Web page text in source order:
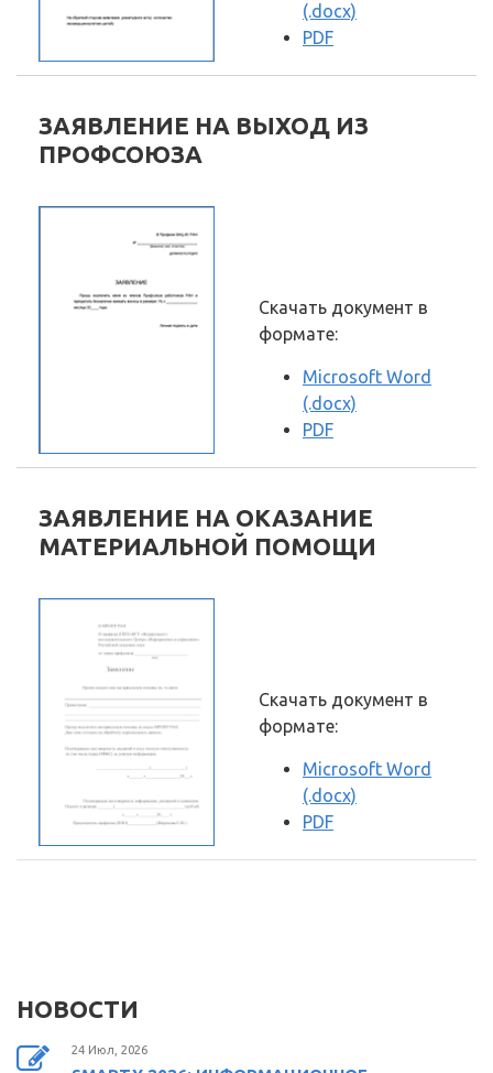
(.docx)
PDF
ЗАЯВЛЕНИЕ НА ВЫХОД ИЗ
ПРОФСОЮЗА
Скачать документ в
формате:
Microsoft Word
(.docx)
PDF
ЗАЯВЛЕНИЕ НА ОКАЗАНИЕ
МАТЕРИАЛЬНОЙ ПОМОЩИ
Скачать документ в
формате:
Microsoft Word
(.docx)
PDF
НОВОСТИ
24 Июл, 2026